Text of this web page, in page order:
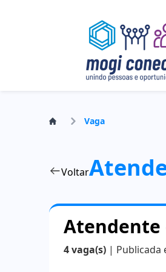
Vaga
Voltar
Atendente
4 vaga(s)| Publicada